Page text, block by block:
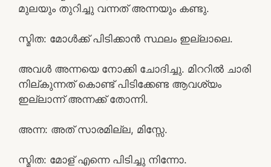
മുലയും തുറിച്ചു വന്നത് അന്നയും കണ്ടു.
സ്മിത: മോൾക്ക് പിടിക്കാൻ സ്ഥലം ഇല്ലാലെ.
അവൾ അന്നയെ നോക്കി ചോദിച്ചു. മിററിൽ ചാരി
നില്കുന്നത് കൊണ്ട് പിടിക്കേണ്ട ആവശ്യം
ഇല്ലാന്ന് അന്നക്ക് തോന്നി.
അന്ന: അത് സാരമില്ല, മിസ്സേ.
സ്മിത: മോള് എന്നെ പിടിച്ചു നിന്നോ.